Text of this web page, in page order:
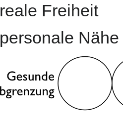
reale Freiheit
personale